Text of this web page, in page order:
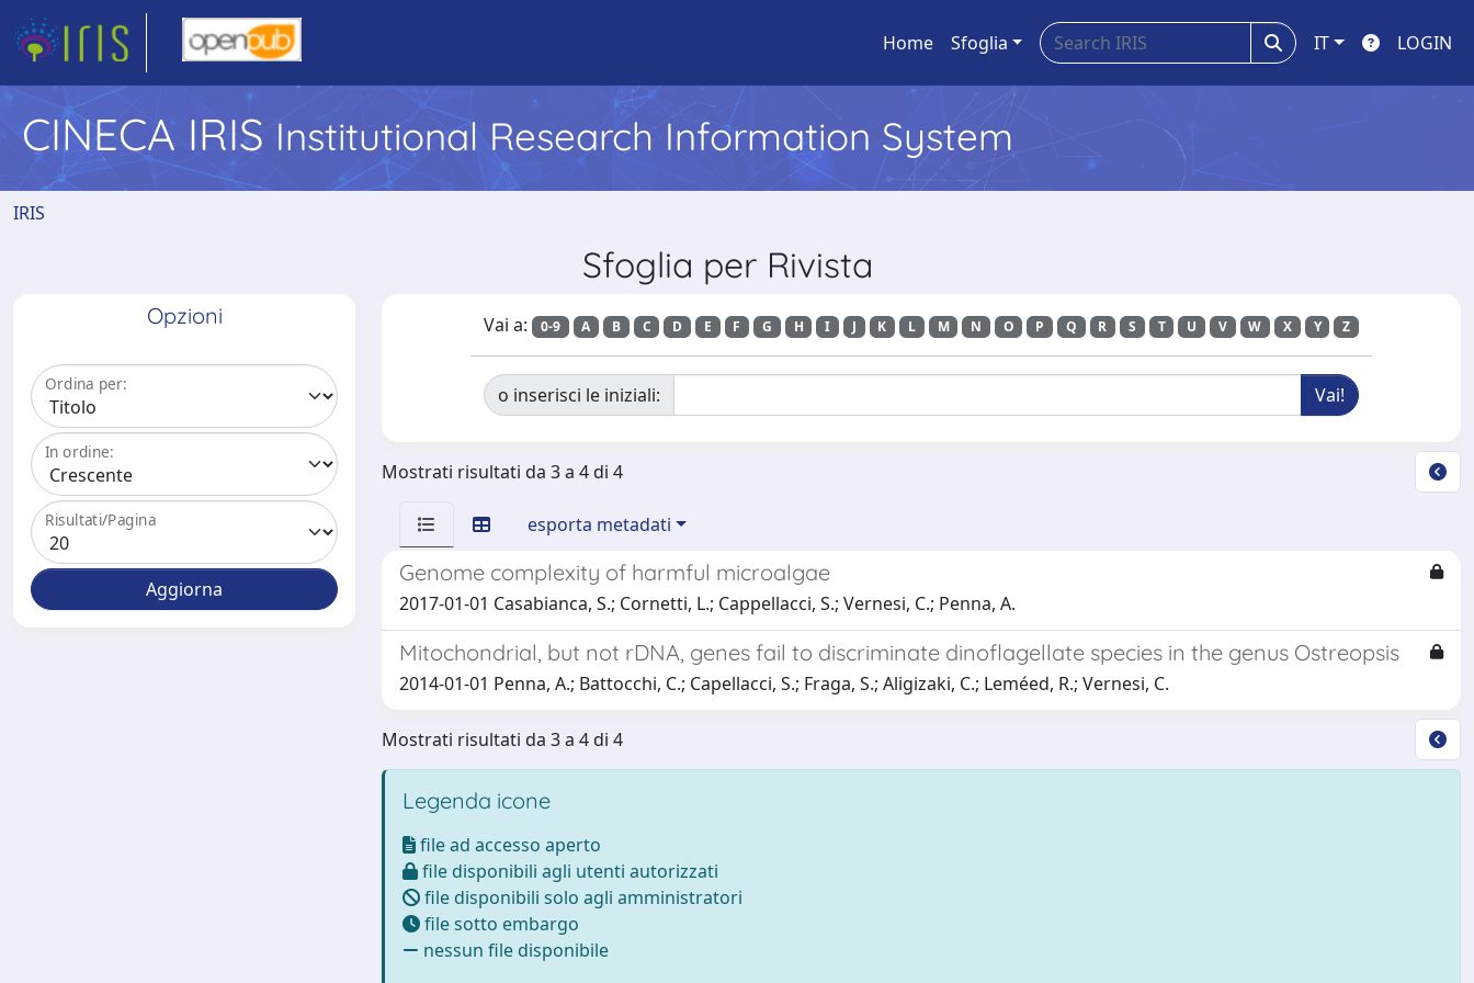
Home Sfoglia IT LOGIN
CINECA IRIS Institutional Research Information System
IRIS
Sfoglia per Rivista
Opzioni
Ordina per:
In ordine:
Risultati/Pagina
Vai a: 0-9 A B C D E F G H I J K L M N O P Q R S T U V W X Y Z
o inserisci le iniziali:
Mostrati risultati da 3 a 4 di 4
esporta metadati
Genome complexity of harmful microalgae
2017-01-01 Casabianca, S.; Cornetti, L.; Cappellacci, S.; Vernesi, C.; Penna, A.
Mitochondrial, but not rDNA, genes fail to discriminate dinoflagellate species in the genus Ostreopsis
2014-01-01 Penna, A.; Battocchi, C.; Capellacci, S.; Fraga, S.; Aligizaki, C.; Leméed, R.; Vernesi, C.
Mostrati risultati da 3 a 4 di 4
Legenda icone
file ad accesso aperto
file disponibili agli utenti autorizzati
file disponibili solo agli amministratori
file sotto embargo
nessun file disponibile